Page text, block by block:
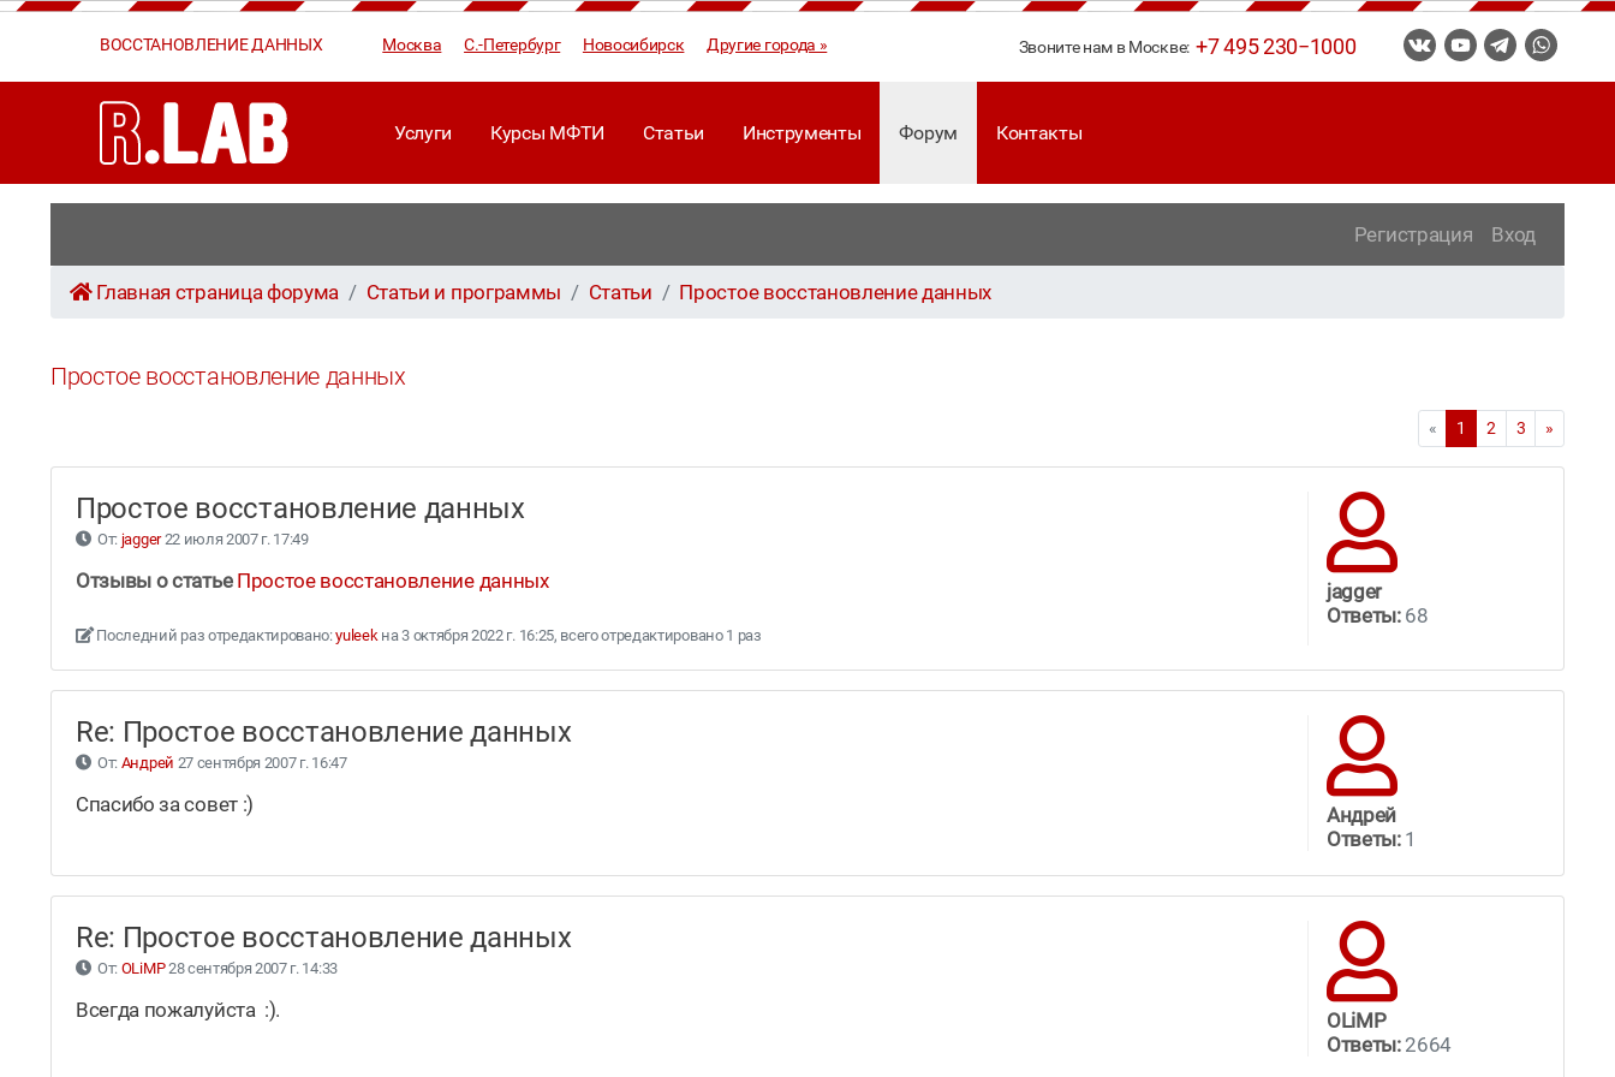
ВОССТАНОВЛЕНИЕ ДАННЫХ Москва С.-Петербург Новосибирск Другие города » Звоните нам в Москве:+7 495 230−1000
Услуги Курсы МФТИ Статьи Инструменты Форум Контакты
Регистрация Вход
Главная страница форума Статьи и программы Статьи Простое восстановление данных
Простое восстановление данных
« 1 2 3 »
Простое восстановление данных
От: jagger22 июля 2007 г. 17:49
Отзывы о статье Простое восстановление данных
Последний раз отредактировано:yuleekна 3 октября 2022 г. 16:25, всего отредактировано 1 раз
jagger
Ответы:68
Re: Простое восстановление данных
От: Андрей 27 сентября 2007 г. 16:47
Спасибо за совет :)
Андрей
Ответы:1
Re: Простое восстановление данных
От: OLiMP28 сентября 2007 г. 14:33
Всегда пожалуйста :).
OLiMP
Ответы:2664